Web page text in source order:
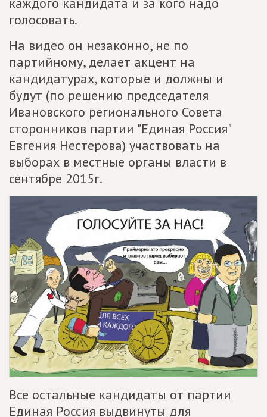
голосовать.
На видео он незаконно, не по
партийному, делает акцент на
кандидатурах, которые и должны и
будут (по решению председателя
Ивановского регионального Совета
сторонников партии "Единая Россия"
Евгения Нестерова) участвовать на
выборах в местные органы власти в
сентябре 2015г.
Все остальные кандидаты от партии
Единая Россия выдвинуты для